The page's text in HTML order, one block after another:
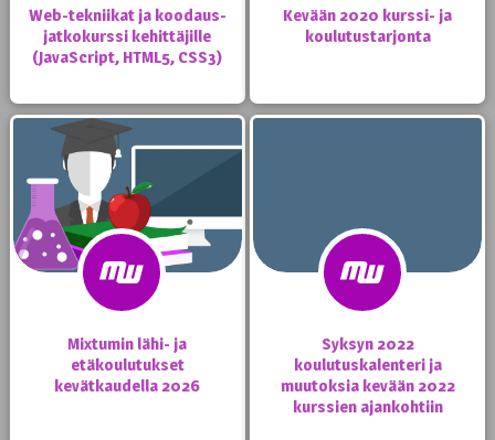
Web-tekniikat ja koodaus-
jatkokurssi kehittäjille
(JavaScript, HTML5, CSS3)
Kevään 2020 kurssi- ja
koulutustarjonta
Mixtumin lähi- ja
etäkoulutukset
kevätkaudella 2026
Syksyn 2022
koulutuskalenteri ja
muutoksia kevään 2022
kurssien ajankohtiin